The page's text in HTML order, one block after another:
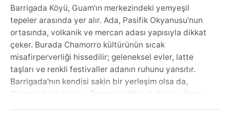
Barrigada Köyü, Guam'ın merkezindeki yemyeşil
tepeler arasında yer alır. Ada, Pasifik Okyanusu'nun
ortasında, volkanik ve mercan adası yapısıyla dikkat
çeker. Burada Chamorro kültürünün sıcak
misafirperverliği hissedilir; geleneksel evler, latte
taşları ve renkli festivaller adanın ruhunu yansıtır.
Barrigada'nın kendisi sakin bir yerleşim olsa da,
Guam'ın ünlü plajları, Tumon'un lüks otelleri ve İkinci